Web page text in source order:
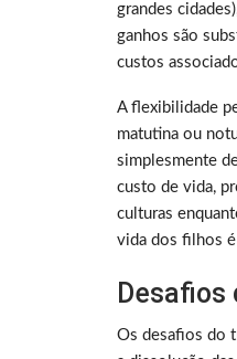
grandes
ganhos são
custos
A flexibilidade
matutina ou
simplesmente
custo de vida,
culturas
vida dos filhos
Os desafios do